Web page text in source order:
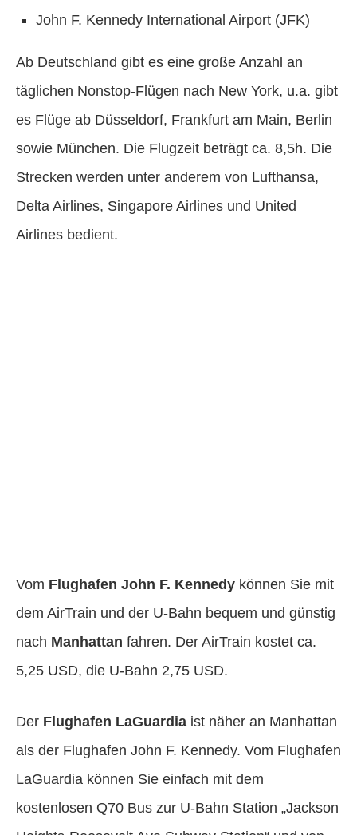
John F. Kennedy International Airport (JFK)
Ab Deutschland gibt es eine große Anzahl an
täglichen Nonstop-Flügen nach New York, u.a. gibt
es Flüge ab Düsseldorf, Frankfurt am Main, Berlin
sowie München. Die Flugzeit beträgt ca. 8,5h. Die
Strecken werden unter anderem von Lufthansa,
Delta Airlines, Singapore Airlines und United
Airlines bedient.
Vom Flughafen John F. Kennedy können Sie mit
dem AirTrain und der U-Bahn bequem und günstig
nach Manhattan fahren. Der AirTrain kostet ca.
5,25 USD, die U-Bahn 2,75 USD.
Der Flughafen LaGuardia ist näher an Manhattan
als der Flughafen John F. Kennedy. Vom Flughafen
LaGuardia können Sie einfach mit dem
kostenlosen Q70 Bus zur U-Bahn Station „Jackson